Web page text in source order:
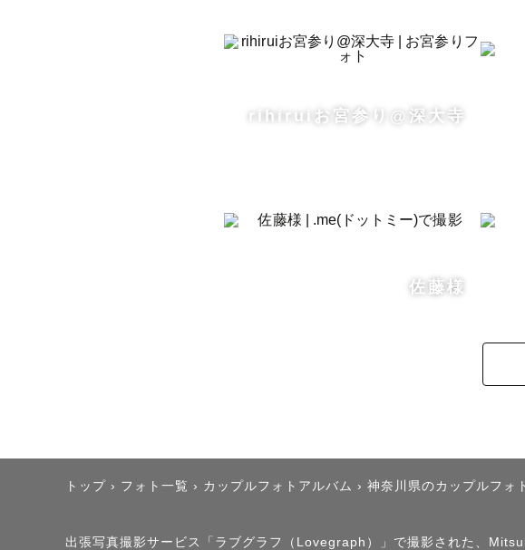
rihiruiお宮参り@深大寺
佐藤様
トップ › フォト一覧 › カップルフォトアルバム › 神奈川県のカップルフォ
出張写真撮影サービス「ラブグラフ（Lovegraph）」で撮影された、